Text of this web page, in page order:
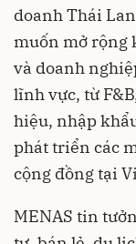
doanh Thái
muốn mở rộng
và doanh
lĩnh vực, từ
hiệu, nhập
phát triển các
cộng đồng tại
MENAS tin